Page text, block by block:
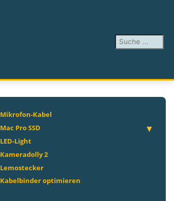
Suchen ...
Mikrofon-Kabel
Mac Pro SSD
LED-Light
Kameradolly 2
Lemostecker
Kabelbinder optimieren